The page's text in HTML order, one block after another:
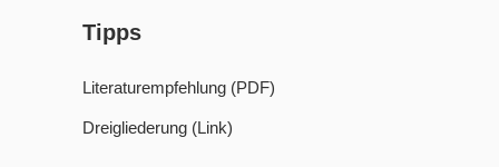
Tipps
Literaturempfehlung (PDF)
Dreigliederung (Link)